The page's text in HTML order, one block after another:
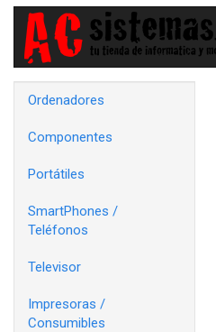
Ordenadores
Componentes
Portátiles
SmartPhones /
Teléfonos
Televisor
Impresoras /
Consumibles